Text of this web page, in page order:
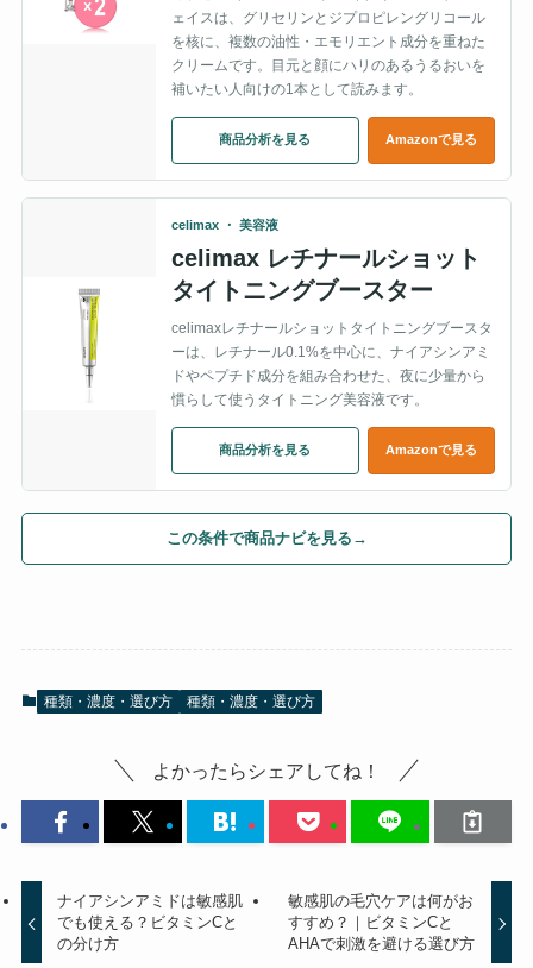
ェイスは、グリセリンとジプロピレングリコール
を核に、複数の油性・エモリエント成分を重ねた
クリームです。目元と顔にハリのあるうるおいを
補いたい人向けの1本として読みます。
商品分析を見る Amazonで見る
celimax ・ 美容液
celimax レチナールショット
タイトニングブースター
celimaxレチナールショットタイトニングブースタ
ーは、レチナール0.1%を中心に、ナイアシンアミ
ドやペプチド成分を組み合わせた、夜に少量から
慣らして使うタイトニング美容液です。
商品分析を見る Amazonで見る
この条件で商品ナビを見る →
種類・濃度・選び方 種類・濃度・選び方
よかったらシェアしてね！
ナイアシンアミドは敏感肌
でも使える？ビタミンCと
の分け方
敏感肌の毛穴ケアは何がお
すすめ？｜ビタミンCと
AHAで刺激を避ける選び方